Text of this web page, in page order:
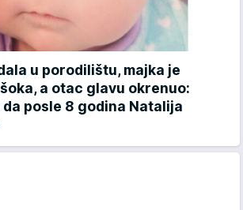
u porodilištu, majka je
a otac glavu okrenuo:
posle 8 godina Natalija